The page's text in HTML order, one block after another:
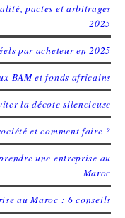
pactes et arbitrages
2025
par acheteur en 2025
BAM et fonds africains
la décote silencieuse
et comment faire ?
une entreprise au
Maroc
au Maroc : 6 conseils